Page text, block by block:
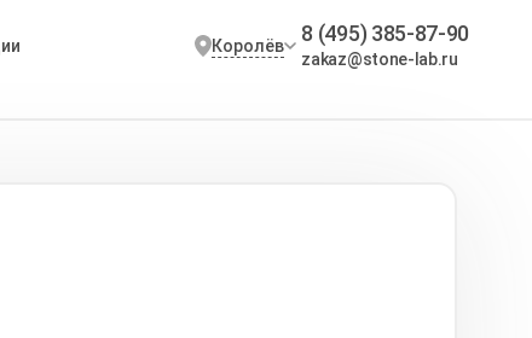
Королёв 8 (495) 385-87-90
zakaz@stone-lab.ru